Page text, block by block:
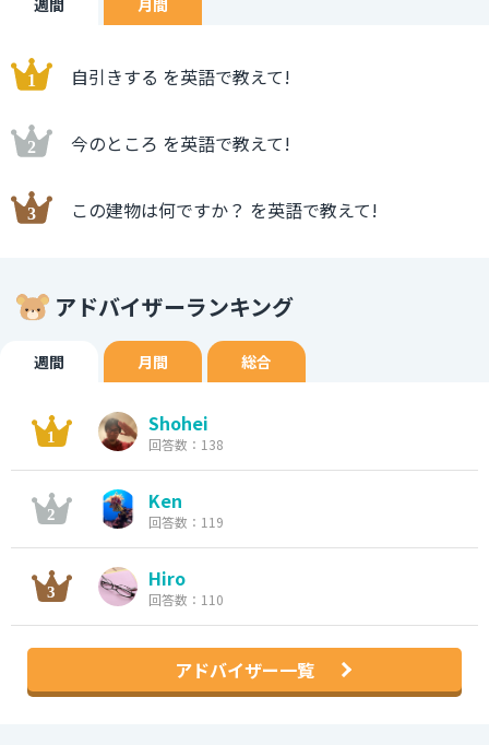
週間 月間
自引きする を英語で教えて!
今のところ を英語で教えて!
この建物は何ですか？ を英語で教えて!
アドバイザーランキング
週間 月間 総合
Shohei
回答数：138
Ken
回答数：119
Hiro
回答数：110
アドバイザー一覧